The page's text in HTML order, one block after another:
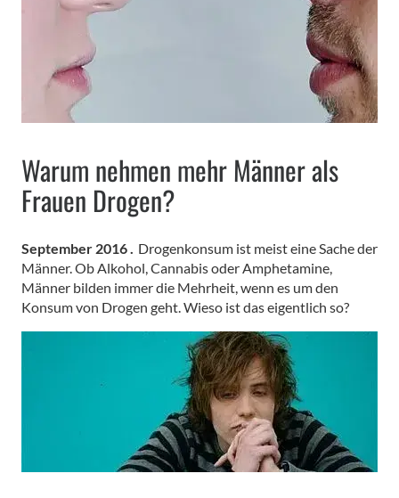
Warum nehmen mehr Männer als
Frauen Drogen?
September 2016 . Drogenkonsum ist meist eine Sache der
Männer. Ob Alkohol, Cannabis oder Amphetamine,
Männer bilden immer die Mehrheit, wenn es um den
Konsum von Drogen geht. Wieso ist das eigentlich so?